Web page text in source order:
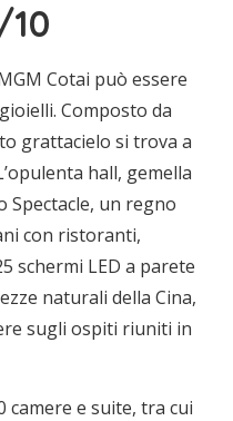
Cotai può essere
Composto da
grattacielo si trova a
hall, gemella
Spectacle, un regno
con ristoranti,
schermi LED a parete
naturali della Cina,
sugli ospiti riuniti in
camere e suite, tra cui